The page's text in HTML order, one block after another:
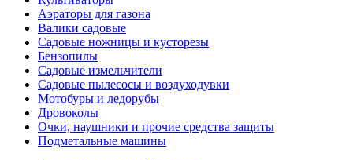
Аэраторы для газона
Валики садовые
Садовые ножницы и кусторезы
Бензопилы
Садовые измельчители
Садовые пылесосы и воздуходувки
Мотобуры и ледорубы
Дровоколы
Очки, наушники и прочие средства защиты
Подметальные машины